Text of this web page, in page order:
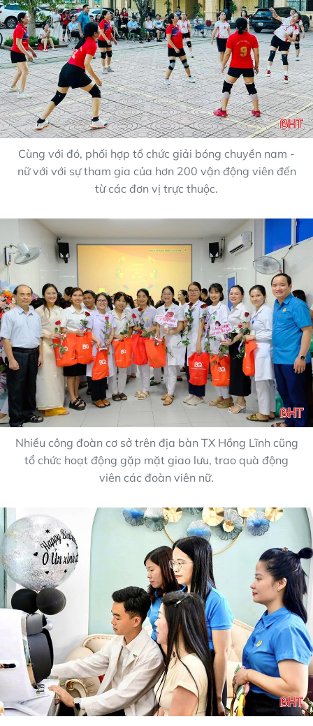
Cùng với đó, phối hợp tổ chức giải bóng chuyền nam -
nữ với với sự tham gia của hơn 200 vận động viên đến
từ các đơn vị trực thuộc.
Nhiều công đoàn cơ sở trên địa bàn TX Hồng Lĩnh cũng
tổ chức hoạt động gặp mặt giao lưu, trao quà động
viên các đoàn viên nữ.